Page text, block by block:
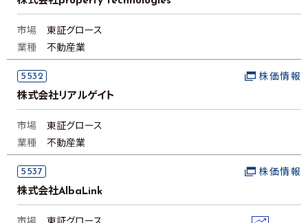
市場
東証グロース
業種
不動産業
5532
株式会社リアルゲイト
株価情報
市場
東証グロース
業種
不動産業
5537
株式会社AlbaLink
株価情報